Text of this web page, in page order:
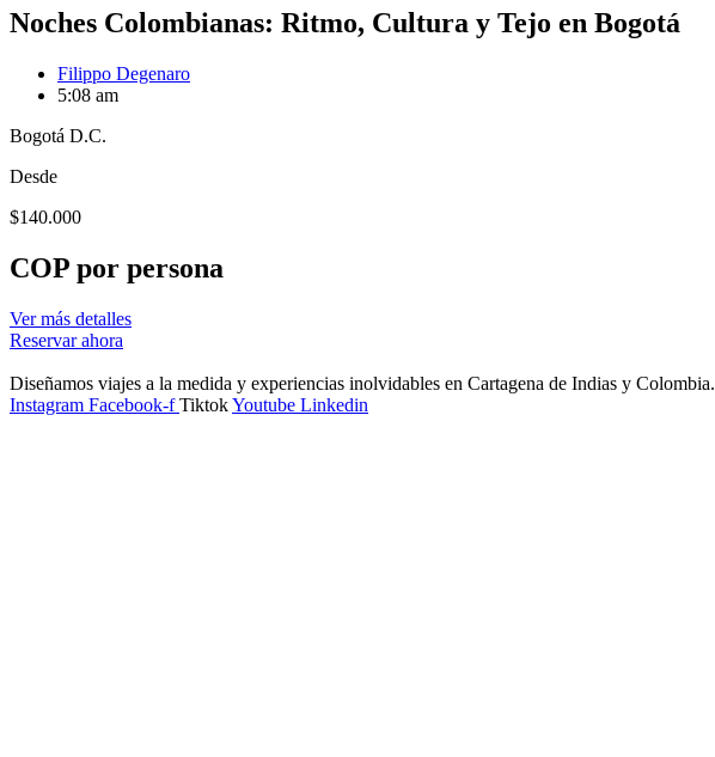
Noches Colombianas: Ritmo, Cultura y Tejo en Bogotá
Filippo Degenaro
5:08 am
Bogotá D.C.
Desde
$140.000
COP por persona
Ver más detalles
Reservar ahora
Diseñamos viajes a la medida y experiencias inolvidables en Cartagena de Indias y Colombia.
Instagram Facebook-f TiktokYoutube Linkedin